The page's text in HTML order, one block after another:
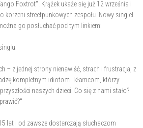
Foxtrot". Krążek ukaże się już 12 września i
streetpunkowych zespołu. Nowy singiel
go posłuchać pod tym linkiem:
– z jednej strony nienawiść, strach i frustracja, z
kompletnym idiotom i kłamcom, którzy
naszych dzieci. Co się z nami stało?
lat i od zawsze dostarczają słuchaczom